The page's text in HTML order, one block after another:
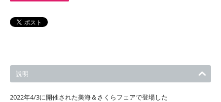
説明
2022年4/3に開催された美海＆さくらフェアで登場した